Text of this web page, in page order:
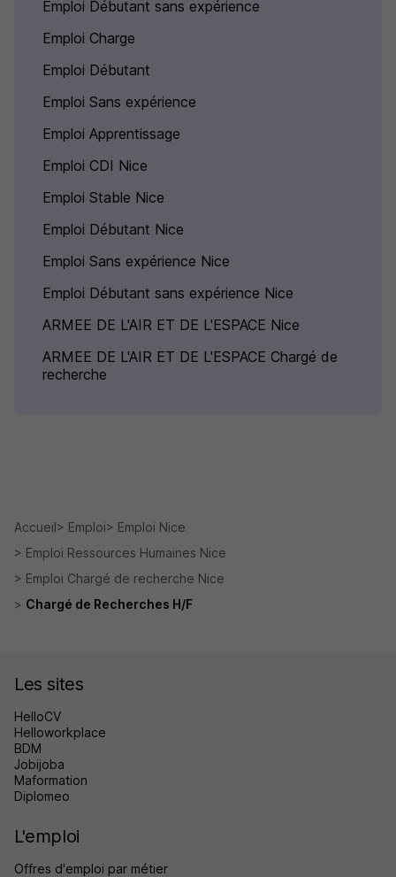
Emploi Débutant sans expérience
Emploi Charge
Emploi Débutant
Emploi Sans expérience
Emploi Apprentissage
Emploi CDI Nice
Emploi Stable Nice
Emploi Débutant Nice
Emploi Sans expérience Nice
Emploi Débutant sans expérience Nice
ARMEE DE L'AIR ET DE L'ESPACE Nice
ARMEE DE L'AIR ET DE L'ESPACE Chargé de
recherche
Accueil Emploi
Emploi Nice
Emploi Ressources Humaines Nice
Emploi Chargé de recherche Nice
Chargé de Recherches H/F
Les sites
HelloCV
Helloworkplace
BDM
Jobijoba
Maformation
Diplomeo
L'emploi
Offres d'emploi par métier